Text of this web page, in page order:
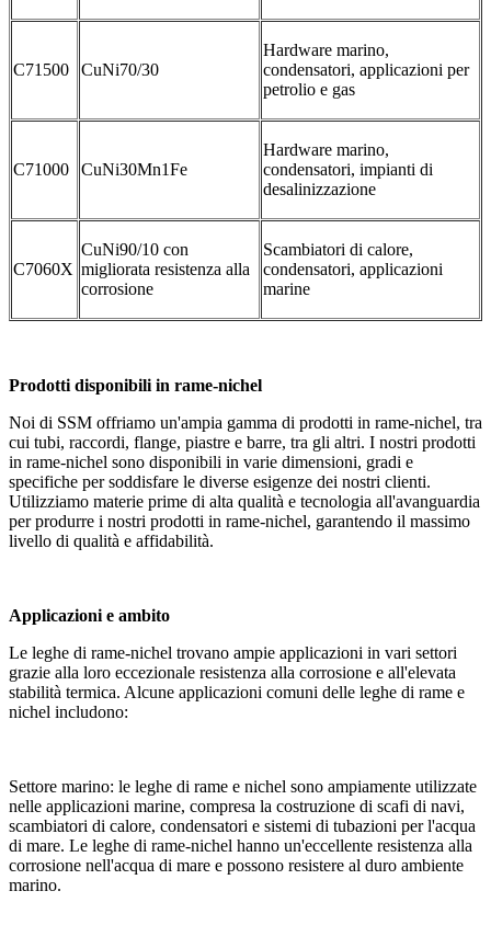
C71500 CuNi70/30
Hardware marino,
condensatori, applicazioni per
petrolio e gas
C71000 CuNi30Mn1Fe
Hardware marino,
condensatori, impianti di
desalinizzazione
C7060X
CuNi90/10 con
migliorata resistenza alla
corrosione
Scambiatori di calore,
condensatori, applicazioni
marine
Prodotti disponibili in rame-nichel
Noi di SSM offriamo un'ampia gamma di prodotti in rame-nichel, tra
cui tubi, raccordi, flange, piastre e barre, tra gli altri. I nostri prodotti
in rame-nichel sono disponibili in varie dimensioni, gradi e
specifiche per soddisfare le diverse esigenze dei nostri clienti.
Utilizziamo materie prime di alta qualità e tecnologia all'avanguardia
per produrre i nostri prodotti in rame-nichel, garantendo il massimo
livello di qualità e affidabilità.
Applicazioni e ambito
Le leghe di rame-nichel trovano ampie applicazioni in vari settori
grazie alla loro eccezionale resistenza alla corrosione e all'elevata
stabilità termica. Alcune applicazioni comuni delle leghe di rame e
nichel includono:
Settore marino: le leghe di rame e nichel sono ampiamente utilizzate
nelle applicazioni marine, compresa la costruzione di scafi di navi,
scambiatori di calore, condensatori e sistemi di tubazioni per l'acqua
di mare. Le leghe di rame-nichel hanno un'eccellente resistenza alla
corrosione nell'acqua di mare e possono resistere al duro ambiente
marino.